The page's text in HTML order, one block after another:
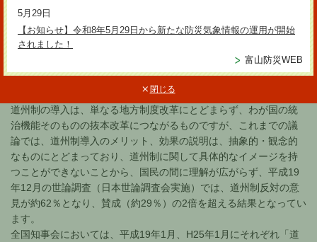
5月29日
【お知らせ】令和8年5月29日から新たな防災気象情報の運用が開始
されました！
富山防災WEB
閉じる
道州制
平成18年2月末に、第28次地方制度調査会が「道州制のあり方に関
する答申」を取りまとめました。
道州制の導入は、単なる地方制度改革にとどまらず、わが国の統
治機能そのものの抜本改革につながるものですが、これまでの議
論では、道州制導入のメリット、効果の説明は、抽象的・観念的
なものにとどまっており、道州制に関して具体的なイメージを持
つことができないことから、国民の間に理解が広がらず、平成19
年12月の世論調査（日本世論調査会実施）では、道州制反対の意
見が約62％となり、賛成（約29％）の2倍を超える結果となってい
ます。
全国知事会においては、平成19年1月、H25年1月にそれぞれ「道